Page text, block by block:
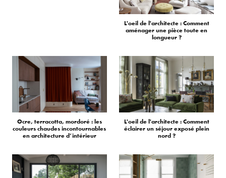
L'oeil de l'architecte : Comment
aménager une pièce toute en
longueur ?
Ocre, terracotta, mordoré : les
couleurs chaudes incontournables
en architecture d’intérieur
L'oeil de l'architecte : Comment
éclairer un séjour exposé plein
nord ?